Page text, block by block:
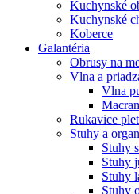
Kuchynské
Kuchynské
Koberce
Galantéria
Obrusy na
Vlna a
Vlna
Rukavice
Stuhy a
Stuhy
Stuhy
Stuhy
Stuhy